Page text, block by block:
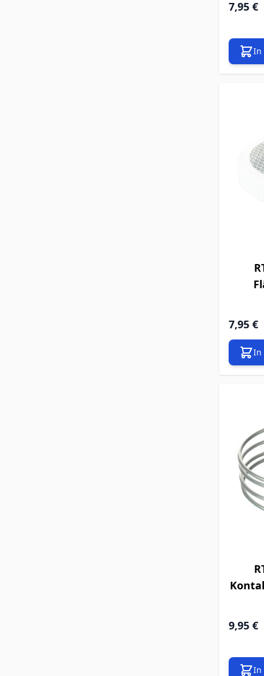
7,95 €
In
7,95 €
In
9,95 €
In